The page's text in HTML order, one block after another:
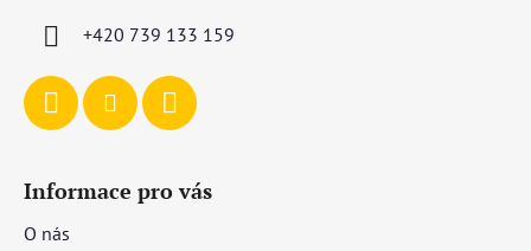
+420 739 133 159
Informace pro vás
O nás